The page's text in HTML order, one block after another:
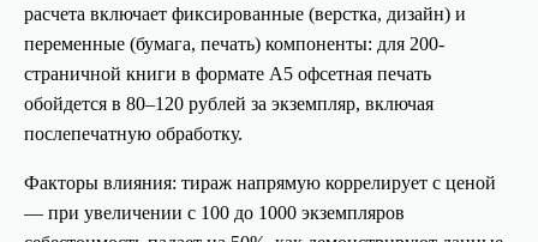
расчета включает фиксированные (верстка, дизайн) и
переменные (бумага, печать) компоненты: для 200-
страничной книги в формате А5 офсетная печать
обойдется в 80–120 рублей за экземпляр, включая
послепечатную обработку.
Факторы влияния: тираж напрямую коррелирует с ценой
— при увеличении с 100 до 1000 экземпляров